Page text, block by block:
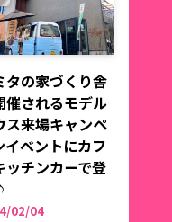
タの家づくり舎
催されるモデル
ス来場キャンペ
イベントにカフ
ッチンカーで登
02/04